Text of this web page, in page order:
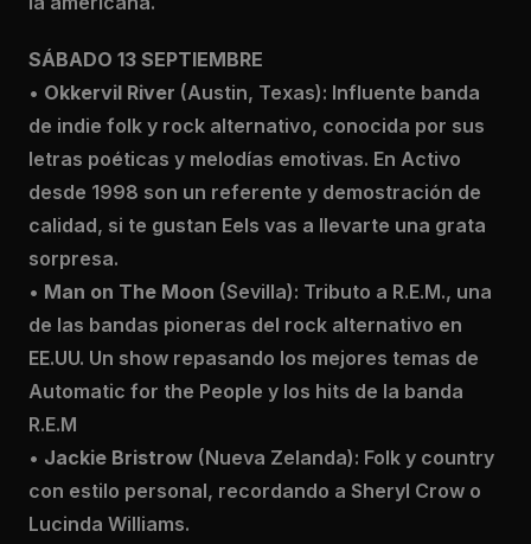
SÁBADO 13 SEPTIEMBRE
• Okkervil River (Austin, Texas): Influente banda
de indie folk y rock alternativo, conocida por sus
letras poéticas y melodías emotivas. En Activo
desde 1998 son un referente y demostración de
calidad, si te gustan Eels vas a llevarte una grata
sorpresa.
• Man on The Moon (Sevilla): Tributo a R.E.M., una
de las bandas pioneras del rock alternativo en
EE.UU. Un show repasando los mejores temas de
Automatic for the People y los hits de la banda
R.E.M
• Jackie Bristrow (Nueva Zelanda): Folk y country
con estilo personal, recordando a Sheryl Crow o
Lucinda Williams.